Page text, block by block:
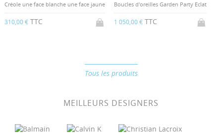
Créole une face blanche une face jaune
310,00 € TTC
Boucles d'oreilles Garden Party Eclat
1 050,00 € TTC
Tous les produits
MEILLEURS DESIGNERS